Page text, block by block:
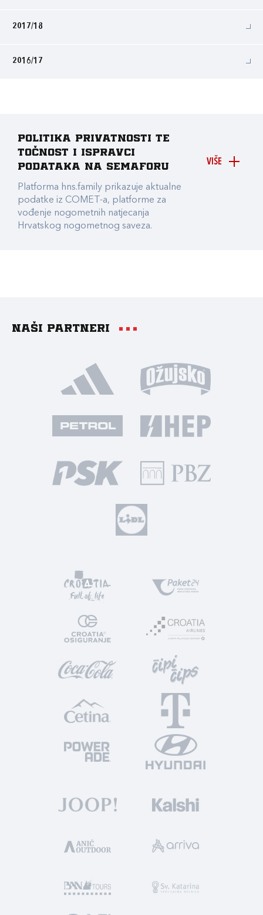
2017/18
2016/17
VIŠE
Politika privatnosti te
točnost i ispravci
podataka na Semaforu
Platforma hns.family prikazuje aktualne
podatke iz COMET-a, platforme za
vođenje nogometnih natjecanja
Hrvatskog nogometnog saveza.
Naši partneri